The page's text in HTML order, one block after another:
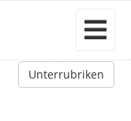
Unterrubriken